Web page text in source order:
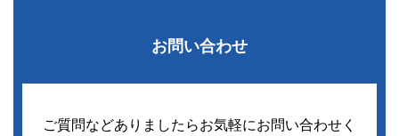
お問い合わせ
ご質問などありましたらお気軽にお問い合わせく